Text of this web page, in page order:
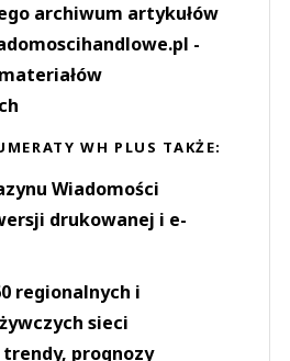
archiwum artykułów
-
WH PLUS TAKŻE:
Wiadomości
drukowanej i e-
regionalnych i
sieci
prognozy